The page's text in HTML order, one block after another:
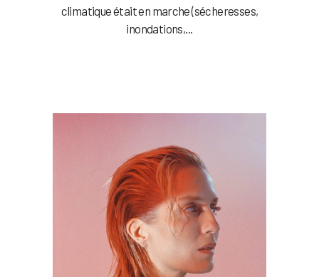
climatique était en marche (sécheresses,
inondations,...